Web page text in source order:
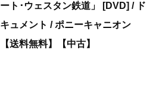
ート･ウェスタン鉄道」 [DVD] / ド
キュメント / ポニーキャニオン
【送料無料】【中古】